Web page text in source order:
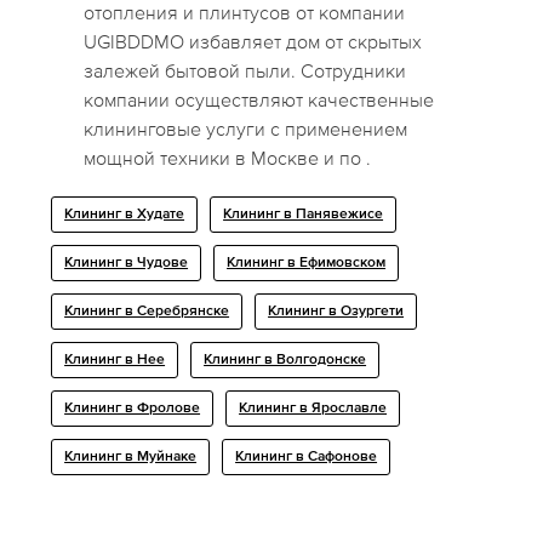
отопления и плинтусов от компании
UGIBDDMO избавляет дом от скрытых
залежей бытовой пыли. Сотрудники
компании осуществляют качественные
клининговые услуги с применением
мощной техники в Москве и по .
Клининг в Худате Клининг в Панявежисе
Клининг в Чудове Клининг в Ефимовском
Клининг в Серебрянске Клининг в Озургети
Клининг в Нее Клининг в Волгодонске
Клининг в Фролове Клининг в Ярославле
Клининг в Муйнаке Клининг в Сафонове